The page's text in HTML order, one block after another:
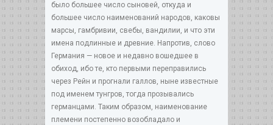
было большее число сыновей, откуда и
большее число наименований народов, каковы
марсы, гамбривии, свебы, вандилии, и что эти
имена подлинные и древние. Напротив, слово
Германия — новое и недавно вошедшее в
обиход, ибо те, кто первыми переправились
через Рейн и прогнали галлов, ныне известные
под именем тунгров, тогда прозывались
германцами. Таким образом, наименование
племени постепенно возобладало и